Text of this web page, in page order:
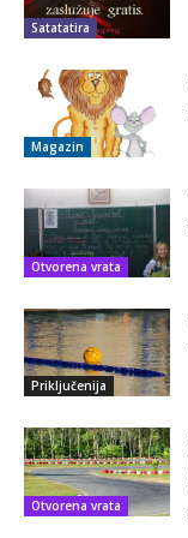
Satatatira
Magazin
Otvorena vrata
Priključenija
Otvorena vrata